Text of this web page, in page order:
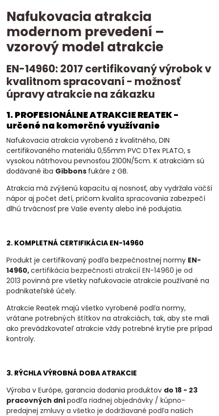
Nafukovacia atrakcia
modernom prevedení –
vzorový model atrakcie
EN-14960: 2017 certifikovaný výrobok v
kvalitnom spracovaní - možnosť
úpravy atrakcie na zákazku
1. PROFESIONÁLNE ATRAKCIE REATEK -
určené na komerčné využívanie
Nafukovacia atrakcia vyrobená z kvalitného, DIN
certifikovaného materiálu 0,55mm PVC DTex PLATO, s
vysokou nátrhovou pevnosťou 2100N/5cm. K atrakciám sú
dodávané iba Gibbons fukáre z GB.
Atrakcia má zvýšenú kapacitu aj nosnosť, aby vydržala väčší
nápor aj počet detí, pričom kvalita spracovania zabezpečí
dlhú trvácnosť pre Vaše eventy alebo iné podujatia.
2. KOMPLETNÁ CERTIFIKÁCIA EN-14960
Produkt je certifikovaný podľa bezpečnostnej normy EN-
14960,certifikácia bezpečnosti atrakcií EN-14960 je od
2013povinnápre všetky nafukovacie atrakcie používané na
podnikateľské účely.
Atrakcie Reatek majú všetko vyrobené podľa normy,
vrátane potrebných štítkov na atrakciách, tak, aby ste mali
ako prevádzkovateľ atrakcie vždy potrebné krytie pre prípad
kontroly.
3. RÝCHLA VÝROBNÁ DOBA ATRAKCIE
Výroba v Európe, garancia dodania produktov do 18 - 23
pracovných dnípodľariadnej objednávky / kúpno-
predajnej zmluvy a všetko je dodržiavané podľa našich